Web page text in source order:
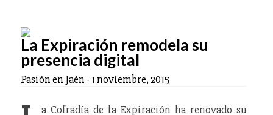
La Expiración remodela su
presencia digital
Pasión en Jaén - 1 noviembre, 2015
a Cofradía de la Expiración ha renovado su